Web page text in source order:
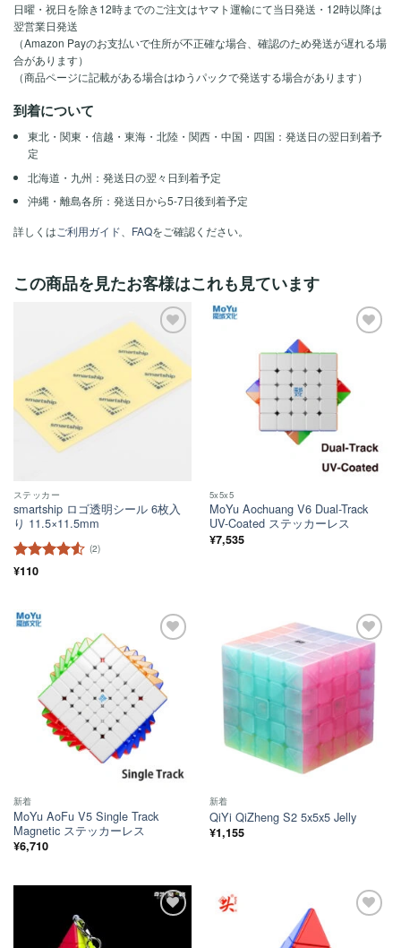
日曜・祝日を除き12時までのご注文はヤマト運輸にて当日発送・12時以降は
翌営業日発送
（Amazon Payのお支払いで住所が不正確な場合、確認のため発送が遅れる場
合があります）
（商品ページに記載がある場合はゆうパックで発送する場合があります）
到着について
東北・関東・信越・東海・北陸・関西・中国・四国：発送日の翌日到着予
定
北海道・九州：発送日の翌々日到着予定
沖縄・離島各所：発送日から5-7日後到着予定
詳しくはご利用ガイド FAQをご確認ください。
この商品を見たお客様はこれも見ています
ほし
い！
ステッカー
smartship ロゴ透明シール 6枚入
り 11.5×11.5mm
5段階中
(2)
¥110
5x5x5
MoYu Aochuang V6 Dual-Track
UV-Coated ステッカーレス
¥7,535
新着
MoYu AoFu V5 Single Track
Magnetic ステッカーレス
¥6,710
ほし
い！
新着
QiYi QiZheng S2 5x5x5 Jelly
¥1,155